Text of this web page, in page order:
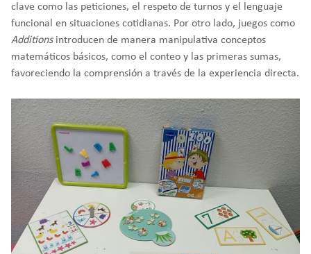
clave como las peticiones, el respeto de turnos y el lenguaje
funcional en situaciones cotidianas. Por otro lado, juegos como
Additionsintroducen de manera manipulativa conceptos
matemáticos básicos, como el conteo y las primeras sumas,
favoreciendo la comprensión a través de la experiencia directa.